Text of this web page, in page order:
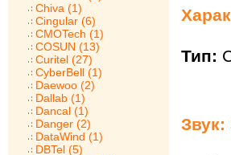
Chiva (1)
Cingular (6)
CMOTech (1)
COSUN (13)
Curitel (27)
CyberBell (1)
Daewoo (2)
Dallab (1)
Dancal (1)
Danger (2)
DataWind (1)
DBTel (5)
Тип:
Звук: